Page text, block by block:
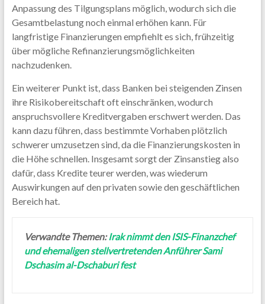
Anpassung des Tilgungsplans möglich, wodurch sich die
Gesamtbelastung noch einmal erhöhen kann. Für
langfristige Finanzierungen empfiehlt es sich, frühzeitig
über mögliche Refinanzierungsmöglichkeiten
nachzudenken.
Ein weiterer Punkt ist, dass Banken bei steigenden Zinsen
ihre Risikobereitschaft oft einschränken, wodurch
anspruchsvollere Kreditvergaben erschwert werden. Das
kann dazu führen, dass bestimmte Vorhaben plötzlich
schwerer umzusetzen sind, da die Finanzierungskosten in
die Höhe schnellen. Insgesamt sorgt der Zinsanstieg also
dafür, dass Kredite teurer werden, was wiederum
Auswirkungen auf den privaten sowie den geschäftlichen
Bereich hat.
Verwandte Themen:Irak nimmt den ISIS-Finanzchef
und ehemaligen stellvertretenden Anführer Sami
Dschasim al-Dschaburi fest